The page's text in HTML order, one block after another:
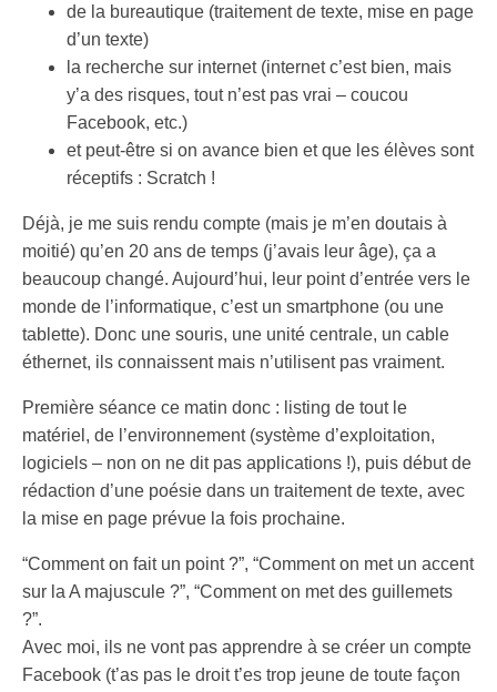
de la bureautique (traitement de texte, mise en page
d’un texte)
la recherche sur internet (internet c’est bien, mais
y’a des risques, tout n’est pas vrai – coucou
Facebook, etc.)
et peut-être si on avance bien et que les élèves sont
réceptifs : Scratch !
Déjà, je me suis rendu compte (mais je m’en doutais à
moitié) qu’en 20 ans de temps (j’avais leur âge), ça a
beaucoup changé. Aujourd’hui, leur point d’entrée vers le
monde de l’informatique, c’est un smartphone (ou une
tablette). Donc une souris, une unité centrale, un cable
éthernet, ils connaissent mais n’utilisent pas vraiment.
Première séance ce matin donc : listing de tout le
matériel, de l’environnement (système d’exploitation,
logiciels – non on ne dit pas applications !), puis début de
rédaction d’une poésie dans un traitement de texte, avec
la mise en page prévue la fois prochaine.
“Comment on fait un point ?”, “Comment on met un accent
sur la A majuscule ?”, “Comment on met des guillemets
?”.
Avec moi, ils ne vont pas apprendre à se créer un compte
Facebook (t’as pas le droit t’es trop jeune de toute façon